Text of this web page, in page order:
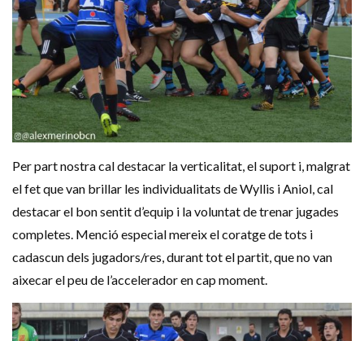
Per part nostra cal destacar la verticalitat, el suport i, malgrat
el fet que van brillar les individualitats de Wyllis i Aniol, cal
destacar el bon sentit d’equip i la voluntat de trenar jugades
completes. Menció especial mereix el coratge de tots i
cadascun dels jugadors/res, durant tot el partit, que no van
aixecar el peu de l’accelerador en cap moment.